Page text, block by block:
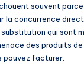
souvent parce
la concurrence
qui sont
des produits
pouvez facturer.